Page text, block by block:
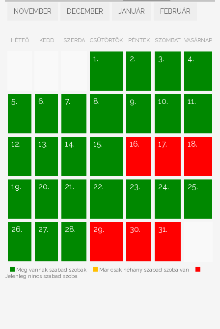
NOVEMBER DECEMBER JANUÁR FEBRUÁR
HÉTFŐ KEDD SZERDA CSÜTÖRTÖK PÉNTEK SZOMBAT VASÁRNAP
1. 2. 3. 4.
5. 6. 7. 8. 9. 10. 11.
12. 13. 14. 15. 16. 17. 18.
19. 20. 21. 22. 23. 24. 25.
26. 27. 28. 29. 30. 31.
Még vannak szabad szobák
Már csak néhány szabad szoba van
Jelenleg nincs szabad szoba